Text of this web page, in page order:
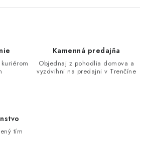
Kamenná predajňa
Objednaj z pohodlia domova a
vyzdvihni na predajni v Trenčíne
tím